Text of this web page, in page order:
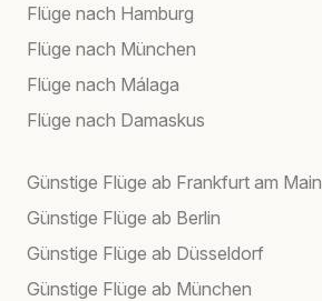
Flüge nach Hamburg
Flüge nach München
Flüge nach Málaga
Flüge nach Damaskus
Günstige Flüge ab Frankfurt am Main
Günstige Flüge ab Berlin
Günstige Flüge ab Düsseldorf
Günstige Flüge ab München